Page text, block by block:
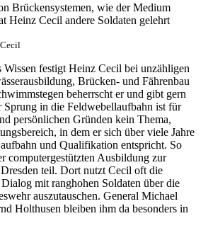
Brückensystemen, wie der Medium
Heinz Cecil andere Soldaten gelehrt
Wissen festigt Heinz Cecil bei unzähligen
Brücken- und Fährenbau
beherrscht er und gibt gern
Sprung in die Feldwebellaufbahn ist für
persönlichen Gründen kein Thema,
in dem er sich über viele Jahre
und Qualifikation entspricht. So
computergestützten Ausbildung zur
teil. Dort nutzt Cecil oft die
mit ranghohen Soldaten über die
auszutauschen. General Michael
Holthusen bleiben ihm da besonders in